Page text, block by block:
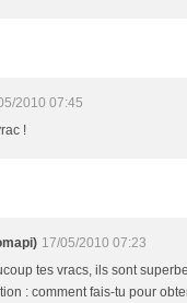
2010 07:45
!
17/05/2010 07:23
tes vracs, ils sont
: comment fais-tu pour